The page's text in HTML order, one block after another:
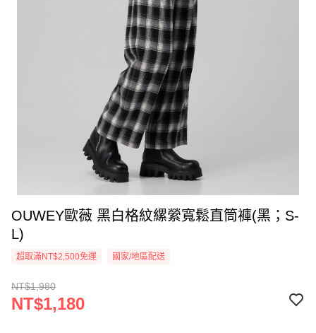
OUWEY歐薇 黑白格紋縲縈寬鬆直筒褲(黑；S-
L)
超取滿NT$2,500免運 國家/地區配送
NT$1,980
NT$1,180